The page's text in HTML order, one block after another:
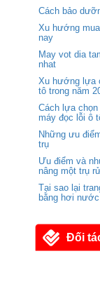
Cách bảo
Xu hướng
nay
May vot dia
nhat
Xu hướng lựa
tô trong năm
Cách lựa
máy đọc lỗi ô
Những ưu
trụ
Ưu điểm và
nâng một trụ
Tại sao lại
bằng hơi
Đối